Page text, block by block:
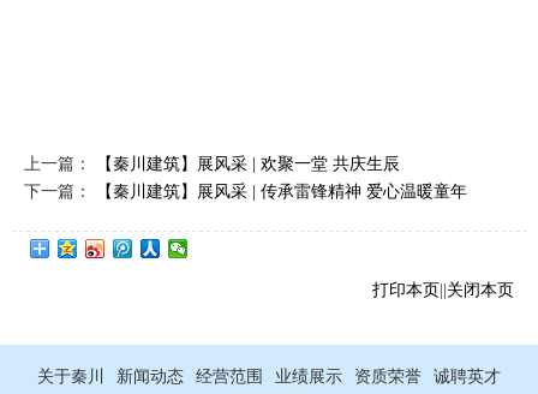
上一篇：
【秦川建筑】展风采 | 欢聚一堂 共庆生辰
下一篇：
【秦川建筑】展风采 | 传承雷锋精神 爱心温暖童年
打印本页 关闭本页
关于秦川 新闻动态 经营范围 业绩展示 资质荣誉
诚聘英才